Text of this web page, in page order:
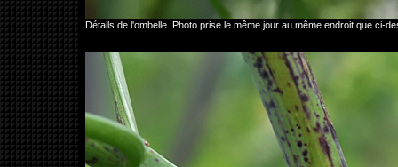
Détails de l'ombelle. Photo prise le même jour au même endroit que ci-